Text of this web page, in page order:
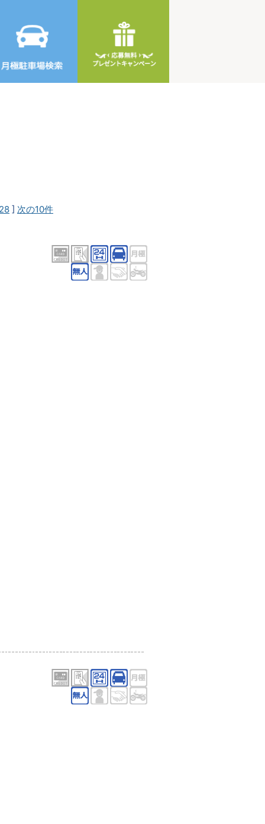
] 次の10件